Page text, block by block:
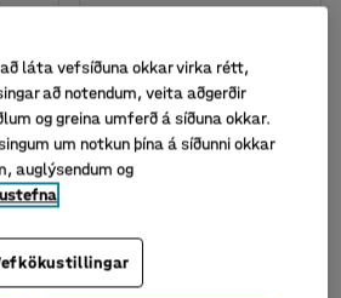
Snúningshjól, 75x25
mm, gegnheilt gúmmí,
60 kg
láta vefsíðuna okkar virka rétt,
að notendum, veita aðgerðir
og greina umferð á síðuna okkar.
um notkun þína á síðunni okkar
auglýsendum og